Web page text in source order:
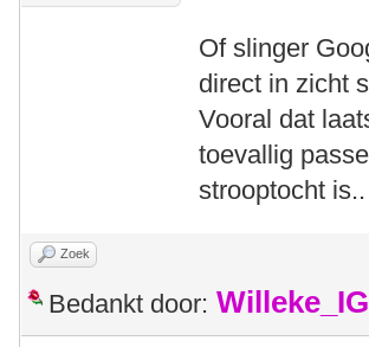
Of slinger
direct in zicht
Vooral dat
toevallig
strooptocht is..
Zoek
Bedankt door: